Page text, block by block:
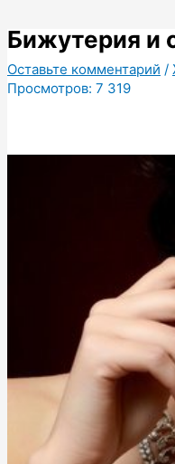
Бижутерия и
Оставьте комментарий /
Просмотров: 7 319